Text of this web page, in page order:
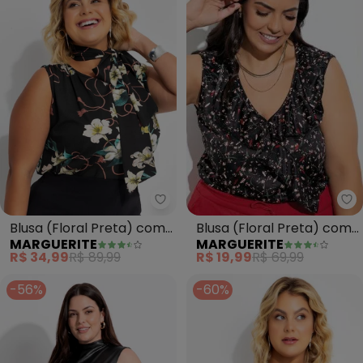
Marguerite - Blusa (Floral
Blusa (Floral Preta) com
Amarração
MARGUERITE
R$ 34,99R$ 89,99
Blusa (Floral Preta) com
Babado
MARGUERITE
R$ 19,99R$ 69,99
-56%
-60%